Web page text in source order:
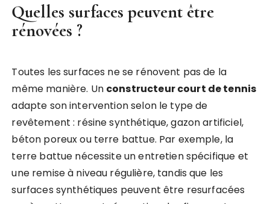
Quelles surfaces peuvent être
rénovées ?
Toutes les surfaces ne se rénovent pas de la
même manière. Un constructeur court de tennis
adapte son intervention selon le type de
revêtement : résine synthétique, gazon artificiel,
béton poreux ou terre battue. Par exemple, la
terre battue nécessite un entretien spécifique et
une remise à niveau régulière, tandis que les
surfaces synthétiques peuvent être resurfacées